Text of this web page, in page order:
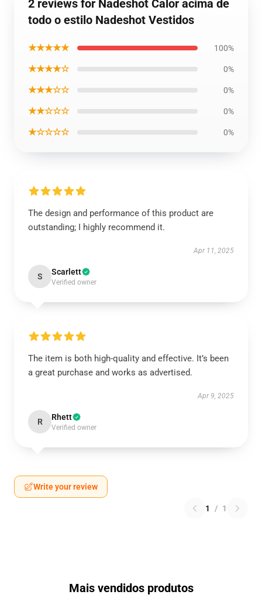
2 reviews for Nadeshot Calor acima de
todo o estilo Nadeshot Vestidos
★★★★★ 100%
★★★★☆ 0%
★★★☆☆ 0%
★★☆☆☆ 0%
★☆☆☆☆ 0%
The design and performance of this product are
outstanding; I highly recommend it.
Apr 11, 2025
S Scarlett
Verified owner
The item is both high-quality and effective. It’s been
a great purchase and works as advertised.
Apr 9, 2025
R Rhett
Verified owner
Write your review
1 / 1
Mais vendidos produtos